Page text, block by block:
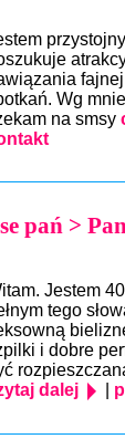
Wg
na smsy
pań >
Jestem
tego
i dobre
dalej